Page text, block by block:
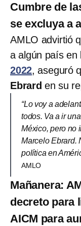
Cumbre de
se excluya a
AMLO advirtió
a algún país
2022, aseguró
Ebrarden su
“Lo voy a
todos. Va a ir
México, pero no
Marcelo Ebrard.
política en
AMLO
Mañanera:
decreto para
AICM para